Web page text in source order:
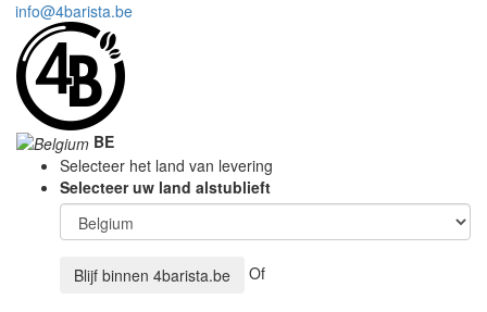
info@4barista.be
BE
Selecteer het land van levering
Selecteer uw land alstublieft
Blijf binnen 4barista.be Of